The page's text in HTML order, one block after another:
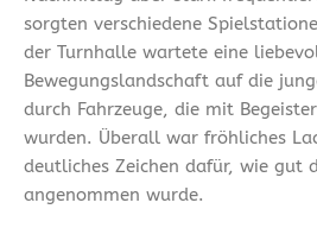
sorgten verschiedene
der Turnhalle wartete eine
Bewegungslandschaft auf die
durch Fahrzeuge, die mit
wurden. Überall war fröhliches
deutliches Zeichen dafür, wie gut
angenommen wurde.